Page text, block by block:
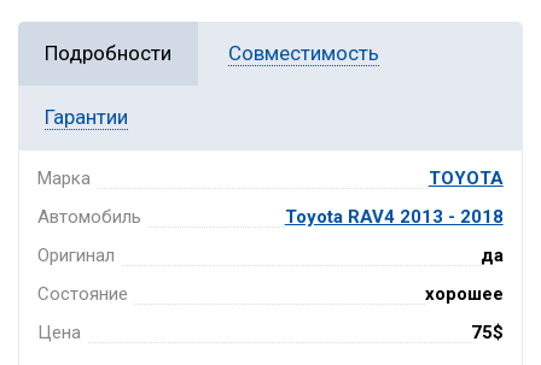
Подробности Совместимость
Гарантии
Марка
TOYOTA
Автомобиль
Toyota RAV4 2013 - 2018
Оригинал
да
Состояние
хорошее
Цена
75$